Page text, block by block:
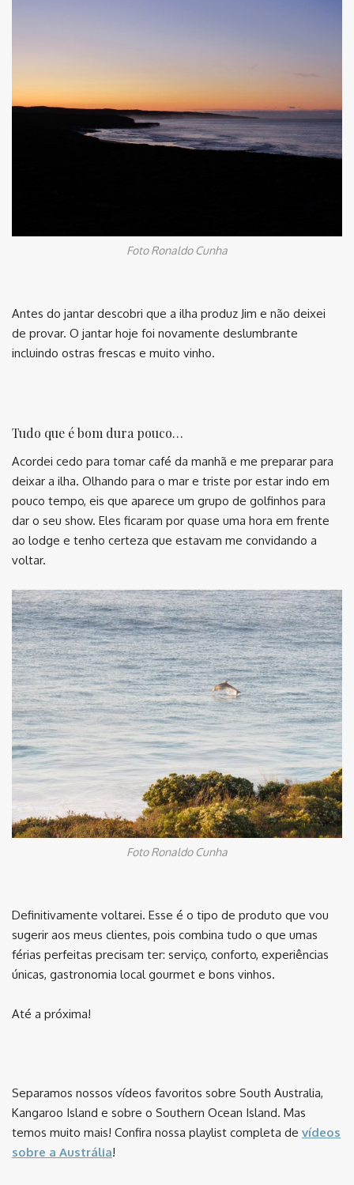
Foto Ronaldo Cunha
Antes do jantar descobri que a ilha produz Jim e não deixei
de provar. O jantar hoje foi novamente deslumbrante
incluindo ostras frescas e muito vinho.
Tudo que é bom dura pouco…
Acordei cedo para tomar café da manhã e me preparar para
deixar a ilha. Olhando para o mar e triste por estar indo em
pouco tempo, eis que aparece um grupo de golfinhos para
dar o seu show. Eles ficaram por quase uma hora em frente
ao lodge e tenho certeza que estavam me convidando a
voltar.
Foto Ronaldo Cunha
Definitivamente voltarei. Esse é o tipo de produto que vou
sugerir aos meus clientes, pois combina tudo o que umas
férias perfeitas precisam ter: serviço, conforto, experiências
únicas, gastronomia local gourmet e bons vinhos.
Até a próxima!
Separamos nossos vídeos favoritos sobre South Australia,
Kangaroo Island e sobre o Southern Ocean Island. Mas
temos muito mais! Confira nossa playlist completa de vídeos
sobre a Austrália!